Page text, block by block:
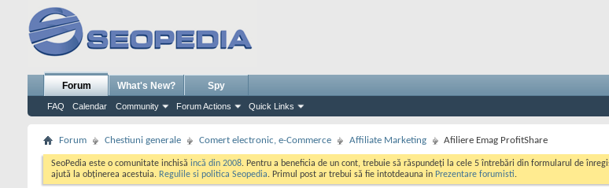
Forum
FAQ Calendar Community Forum Actions Quick Links
What's New? Spy
Forum Chestiuni generale Comert electronic, e-Commerce Affiliate Marketing Afiliere Emag ProfitShare
SeoPedia este o comunitate inchisă incă din 2008. Pentru a beneficia de un cont, trebuie să răspundeți la cele 5 întrebări din formularul de
ajută la obținerea acestuia. Regulile si politica Seopedia. Primul post ar trebui să fie intotdeauna in Prezentare forumisti.